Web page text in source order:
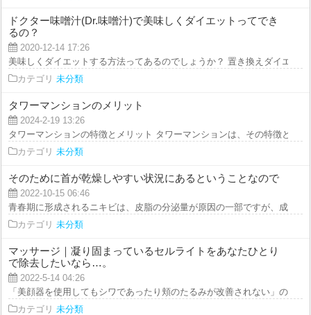
ドクター味噌汁(Dr.味噌汁)で美味しくダイエットってでき
るの？
2020-12-14 17:26
美味しくダイエットする方法ってあるのでしょうか？ 置き換えダイエッ
カテゴリ 未分類
タワーマンションのメリット
2024-2-19 13:26
タワーマンションの特徴とメリット タワーマンションは、その特徴とし
カテゴリ 未分類
そのために首が乾燥しやすい状況にあるということなので
2022-10-15 06:46
青春期に形成されるニキビは、皮脂の分泌量が原因の一部ですが、成人期
カテゴリ 未分類
マッサージ｜凝り固まっているセルライトをあなたひとり
で除去したいなら…。
2022-5-14 04:26
「美顔器を使用してもシワであったり頬のたるみが改善されない」のであ
カテゴリ 未分類